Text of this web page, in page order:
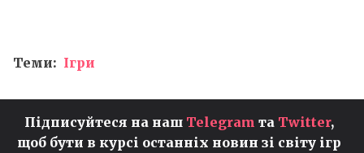
Теми: Ігри
Підписуйтеся на наш Telegram та Twitter,
щоб бути в курсі останніх новин зі світу ігр